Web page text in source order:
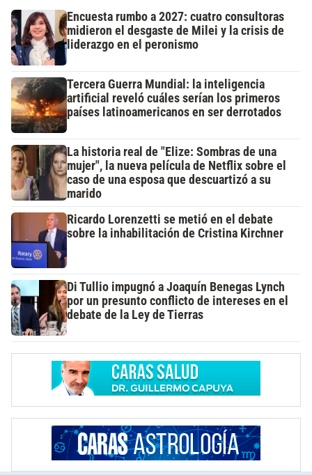
Encuesta rumbo a 2027: cuatro consultoras
midieron el desgaste de Milei y la crisis de
liderazgo en el peronismo
Tercera Guerra Mundial: la inteligencia
artificial reveló cuáles serían los primeros
países latinoamericanos en ser derrotados
La historia real de "Elize: Sombras de una
mujer", la nueva película de Netflix sobre el
caso de una esposa que descuartizó a su
marido
Ricardo Lorenzetti se metió en el debate
sobre la inhabilitación de Cristina Kirchner
Di Tullio impugnó a Joaquín Benegas Lynch
por un presunto conflicto de intereses en el
debate de la Ley de Tierras